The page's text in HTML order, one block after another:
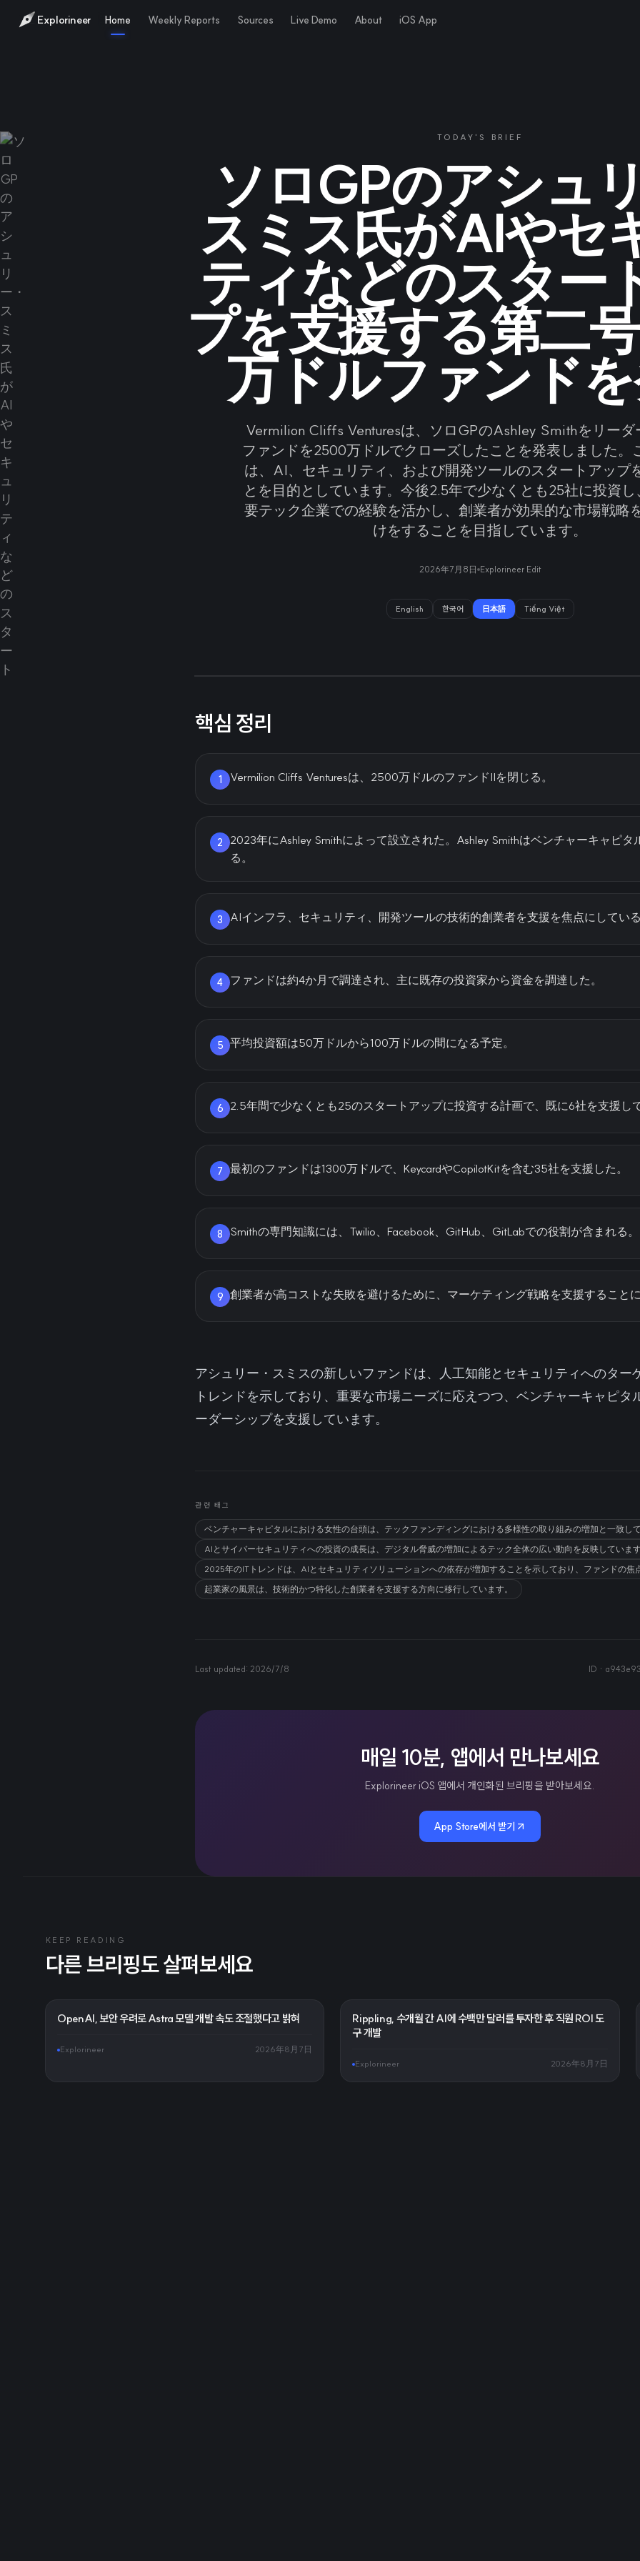
Explorineer Home Weekly Reports Sources Live Demo About iOS App
TODAY'S BRIEF
ソロGPのアシュ
スミス氏がAIやセ
ティなどのスター
プを支援する第二
万ドルファンド
Vermilion Cliffs Venturesは、ソロGPのAshley Smithをリーダ
ファンドを2500万ドルでクローズしたことを発表しました。
は、AI、セキュリティ、および開発ツールのスタートアップ
とを目的としています。今後2.5年で少なくとも25社に投資
要テック企業での経験を活かし、創業者が効果的な市場戦略
けをすることを目指しています。
2026年7月8日 Explorineer Edit
English 한국어 日本語 Tiếng Việt
핵심 정리
1 Vermilion Cliffs Venturesは、2500万ドルのファンドIIを閉じる。
2
2023年にAshley Smithによって設立された。Ashley Smithはベンチャーキャピ
る。
3 AIインフラ、セキュリティ、開発ツールの技術的創業者を支援を焦点にしてい
4 ファンドは約4か月で調達され、主に既存の投資家から資金を調達した。
5 平均投資額は50万ドルから100万ドルの間になる予定。
6 2.5年間で少なくとも25のスタートアップに投資する計画で、既に6社を支援し
7 最初のファンドは1300万ドルで、KeycardやCopilotKitを含む35社を支援した。
8 Smithの専門知識には、Twilio、Facebook、GitHub、GitLabでの役割が含まれる。
9 創業者が高コストな失敗を避けるために、マーケティング戦略を支援すること
アシュリー・スミスの新しいファンドは、人工知能とセキュリティへのター
トレンドを示しており、重要な市場ニーズに応えつつ、ベンチャーキャピタ
ーダーシップを支援しています。
관련 태그
ベンチャーキャピタルにおける女性の台頭は、テックファンディングにおける多様性の取り組みの増加と一致し
AIとサイバーセキュリティへの投資の成長は、デジタル脅威の増加によるテック全体の広い動向を反映していま
2025年のITトレンドは、AIとセキュリティソリューションへの依存が増加することを示しており、ファンドの焦
起業家の風景は、技術的かつ特化した創業者を支援する方向に移行しています。
Last updated: 2026/7/8 ID ·
매일 10분, 앱에서 만나보세요
Explorineer iOS 앱에서 개인화된 브리핑을 받아보세요.
App Store에서 받기
KEEP READING
다른 브리핑도 살펴보세요
OpenAI, 보안 우려로 Astra 모델 개발 속도 조절했다고 밝혀
Explorineer 2026年8月7日
Rippling, 수개월 간 AI에 수백만 달러를 투자한 후 직원 ROI 도
구 개발
Explorineer 2026年8月7日